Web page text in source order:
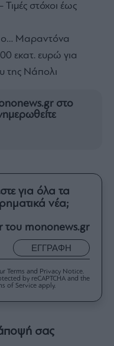
στόχοι έως
ο… Μαραντόνα
εκατ. ευρώ για
της Νάπολι
στο
για όλα τα
νέα;
του mononews.gr
ΕΓΓΡΑΦΗ
Terms and Privacy Notice.
by reCAPTCHA and the
of Service apply.
σας